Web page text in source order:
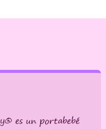
es un portabebé